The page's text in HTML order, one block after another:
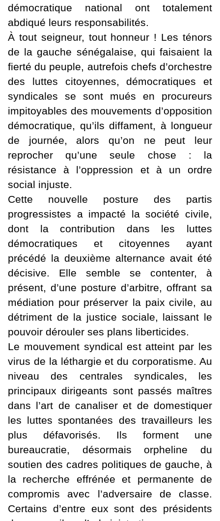
démocratique national ont totalement
abdiqué leurs responsabilités.
À tout seigneur, tout honneur ! Les ténors
de la gauche sénégalaise, qui faisaient la
fierté du peuple, autrefois chefs d’orchestre
des luttes citoyennes, démocratiques et
syndicales se sont mués en procureurs
impitoyables des mouvements d’opposition
démocratique, qu’ils diffament, à longueur
de journée, alors qu’on ne peut leur
reprocher qu’une seule chose : la
résistance à l’oppression et à un ordre
social injuste.
Cette nouvelle posture des partis
progressistes a impacté la société civile,
dont la contribution dans les luttes
démocratiques et citoyennes ayant
précédé la deuxième alternance avait été
décisive. Elle semble se contenter, à
présent, d’une posture d’arbitre, offrant sa
médiation pour préserver la paix civile, au
détriment de la justice sociale, laissant le
pouvoir dérouler ses plans liberticides.
Le mouvement syndical est atteint par les
virus de la léthargie et du corporatisme. Au
niveau des centrales syndicales, les
principaux dirigeants sont passés maîtres
dans l’art de canaliser et de domestiquer
les luttes spontanées des travailleurs les
plus défavorisés. Ils forment une
bureaucratie, désormais orpheline du
soutien des cadres politiques de gauche, à
la recherche effrénée et permanente de
compromis avec l’adversaire de classe.
Certains d’entre eux sont des présidents